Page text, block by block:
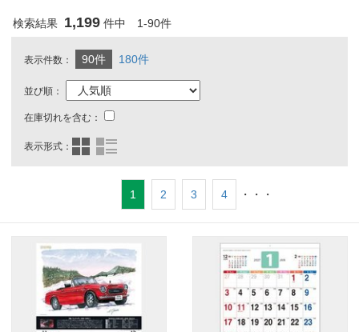
検索結果 1,199 件中 1-90件
表示件数： 90件 180件
並び順：
在庫切れを含む：
表示形式：
1 2 3 4 ・・・